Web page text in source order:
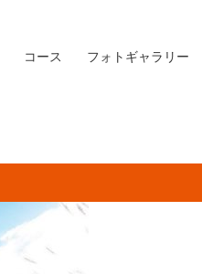
コース フォトギャラリー